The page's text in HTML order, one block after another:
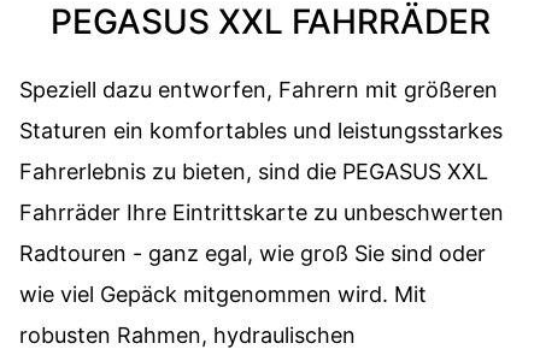
PEGASUS XXL FAHRRÄDER
Speziell dazu entworfen, Fahrern mit größeren
Staturen ein komfortables und leistungsstarkes
Fahrerlebnis zu bieten, sind die PEGASUS XXL
Fahrräder Ihre Eintrittskarte zu unbeschwerten
Radtouren - ganz egal, wie groß Sie sind oder
wie viel Gepäck mitgenommen wird. Mit
robusten Rahmen, hydraulischen